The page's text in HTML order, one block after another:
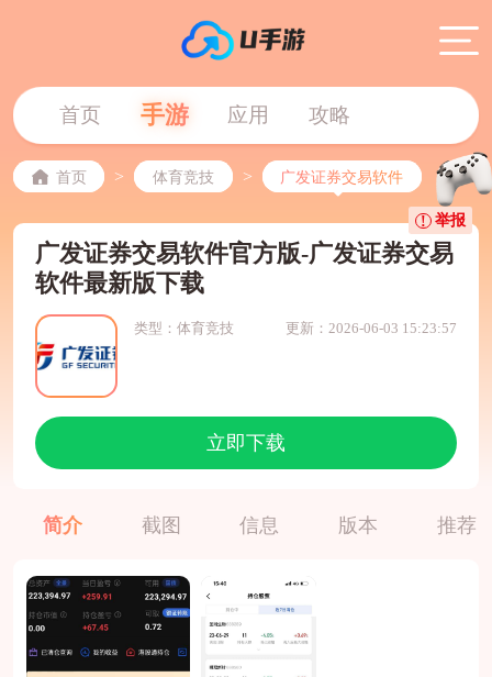
首页 手游 应用 攻略
首页 > 体育竞技 > 广发证券交易软件
广发证券交易软件官方版-广发证券交易
软件最新版下载
类型：体育竞技 更新：2026-06-03 15:23:57
立即下载
举报
简介 截图 信息 版本 推荐